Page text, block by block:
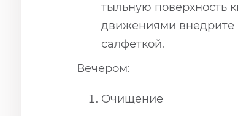
тыльную поверхность
движениями внедрите
салфеткой.
Вечером:
Очищение